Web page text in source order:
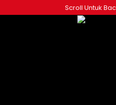
ke
Scroll Untuk